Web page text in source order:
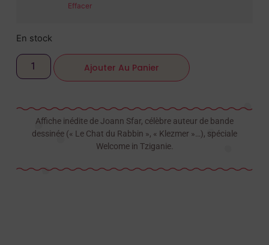
Effacer
En stock
Ajouter Au Panier
Affiche inédite de Joann Sfar, célèbre auteur de bande
dessinée (« Le Chat du Rabbin », « Klezmer »…), spéciale
Welcome in Tziganie.